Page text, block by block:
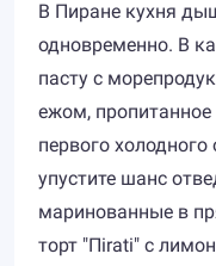
В Пиране кухня
одновременно. В
пасту с
ежом,
первого
упустите шанс
маринованные в
торт "Пirati" с